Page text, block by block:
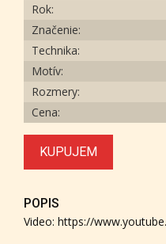
Rok:
Značenie:
Technika:
Motív:
Rozmery:
Cena:
KUPUJEM
POPIS
Video: https://